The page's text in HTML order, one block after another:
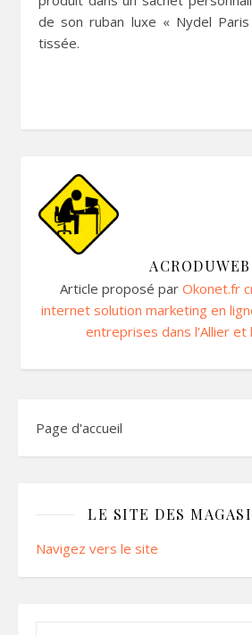
de son ruban luxe « Nydel
tissée.
ACRODUWEB
Article proposé par Okonet.fr
internet solution marketing en
entreprises dans l'Allier et
Page d'accueil
LE SITE DES
Navigez vers le site